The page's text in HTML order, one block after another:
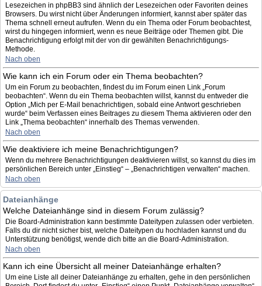
Lesezeichen in phpBB3 sind ähnlich der Lesezeichen oder Favoriten deines
Browsers. Du wirst nicht über Änderungen informiert, kannst aber später das
Thema schnell erneut aufrufen. Wenn du ein Thema oder Forum beobachtest,
wirst du hingegen informiert, wenn es neue Beiträge oder Themen gibt. Die
Benachrichtigung erfolgt mit der von dir gewählten Benachrichtigungs-
Methode.
Nach oben
Wie kann ich ein Forum oder ein Thema beobachten?
Um ein Forum zu beobachten, findest du im Forum einen Link „Forum
beobachten“. Wenn du ein Thema beobachten willst, kannst du entweder die
Option „Mich per E-Mail benachrichtigen, sobald eine Antwort geschrieben
wurde“ beim Verfassen eines Beitrages zu diesem Thema aktivieren oder den
Link „Thema beobachten“ innerhalb des Themas verwenden.
Nach oben
Wie deaktiviere ich meine Benachrichtigungen?
Wenn du mehrere Benachrichtigungen deaktivieren willst, so kannst du dies im
persönlichen Bereich unter „Einstieg“ – „Benachrichtigen verwalten“ machen.
Nach oben
Dateianhänge
Welche Dateianhänge sind in diesem Forum zulässig?
Die Board-Administration kann bestimmte Dateitypen zulassen oder verbieten.
Falls du dir nicht sicher bist, welche Dateitypen du hochladen kannst und du
Unterstützung benötigst, wende dich bitte an die Board-Administration.
Nach oben
Kann ich eine Übersicht all meiner Dateianhänge erhalten?
Um eine Liste all deiner Dateianhänge zu erhalten, gehe in den persönlichen